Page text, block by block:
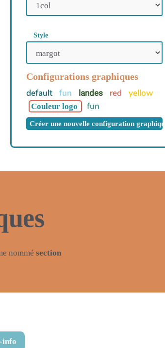
Style
Configurations graphiques
default fun landes red yellow
Couleur logo fun
Créer une nouvelle configuration graphique
nommé section
info